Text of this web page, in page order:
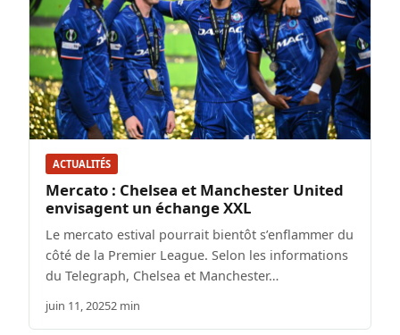
ACTUALITÉS
Mercato : Chelsea et Manchester United
envisagent un échange XXL
Le mercato estival pourrait bientôt s’enflammer du
côté de la Premier League. Selon les informations
du Telegraph, Chelsea et Manchester…
juin 11, 20252 min